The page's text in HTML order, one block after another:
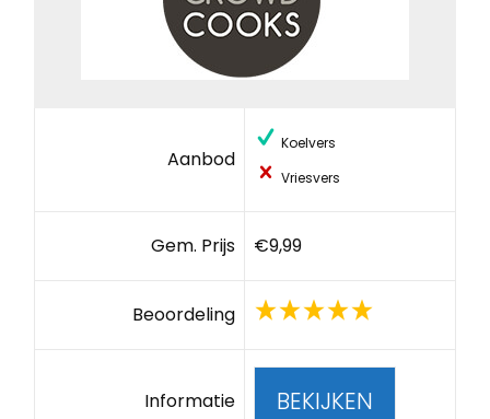
Aanbod
Koelvers
Vriesvers
Gem. Prijs €9,99
Beoordeling
Informatie BEKIJKEN